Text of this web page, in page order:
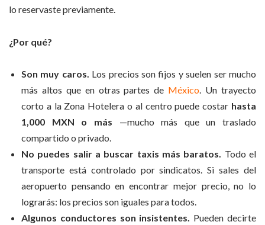
lo reservaste previamente.
¿Por qué?
Son muy caros. Los precios son fijos y suelen ser mucho
más altos que en otras partes de México. Un trayecto
corto a la Zona Hotelera o al centro puede costar hasta
1,000 MXN o más —mucho más que un traslado
compartido o privado.
No puedes salir a buscar taxis más baratos. Todo el
transporte está controlado por sindicatos. Si sales del
aeropuerto pensando en encontrar mejor precio, no lo
lograrás: los precios son iguales para todos.
Algunos conductores son insistentes. Pueden decirte